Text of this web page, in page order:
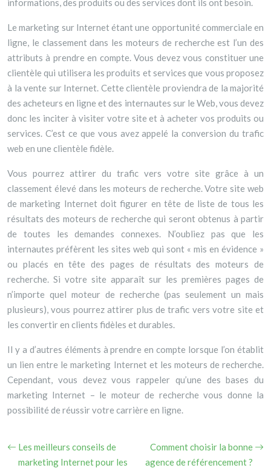
informations, des produits ou des services dont ils ont besoin.
Le marketing sur Internet étant une opportunité commerciale en
ligne, le classement dans les moteurs de recherche est l’un des
attributs à prendre en compte. Vous devez vous constituer une
clientèle qui utilisera les produits et services que vous proposez
à la vente sur Internet. Cette clientèle proviendra de la majorité
des acheteurs en ligne et des internautes sur le Web, vous devez
donc les inciter à visiter votre site et à acheter vos produits ou
services. C’est ce que vous avez appelé la conversion du trafic
web en une clientèle fidèle.
Vous pourrez attirer du trafic vers votre site grâce à un
classement élevé dans les moteurs de recherche. Votre site web
de marketing Internet doit figurer en tête de liste de tous les
résultats des moteurs de recherche qui seront obtenus à partir
de toutes les demandes connexes. N’oubliez pas que les
internautes préfèrent les sites web qui sont « mis en évidence »
ou placés en tête des pages de résultats des moteurs de
recherche. Si votre site apparaît sur les premières pages de
n’importe quel moteur de recherche (pas seulement un mais
plusieurs), vous pourrez attirer plus de trafic vers votre site et
les convertir en clients fidèles et durables.
Il y a d’autres éléments à prendre en compte lorsque l’on établit
un lien entre le marketing Internet et les moteurs de recherche.
Cependant, vous devez vous rappeler qu’une des bases du
marketing Internet – le moteur de recherche vous donne la
possibilité de réussir votre carrière en ligne.
Les meilleurs conseils de
marketing Internet pour les
Comment choisir la bonne
agence de référencement ?